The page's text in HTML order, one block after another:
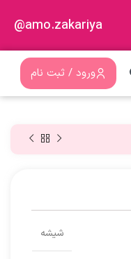
amo.zakariya@
ورود / ثبت نام
شیشه